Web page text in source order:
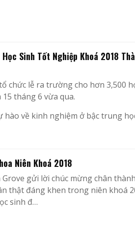
Sinh Tốt Nghiệp Khoá 2018
chức lễ ra trường cho hơn 3,500
tháng 6 vừa qua.
hào về kinh nghiệm ở bậc trung
Niên Khoá 2018
gửi lời chúc mừng chân
thật đáng khen trong niên khoá
sinh đ…